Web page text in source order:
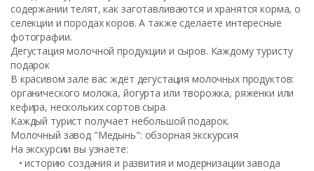
содержании телят, как заготавливаются и хранятся корма, о
селекции и породах коров. А также сделаете интересные
фотографии.
Дегустация молочной продукции и сыров. Каждому туристу
подарок
В красивом зале вас ждёт дегустация молочных продуктов:
органического молока, йогурта или творожка, ряженки или
кефира, нескольких сортов сыра.
Каждый турист получает небольшой подарок.
Молочный завод "Медынь": обзорная экскурсия
На экскурсии вы узнаете:
• историю создания и развития и модернизации завода